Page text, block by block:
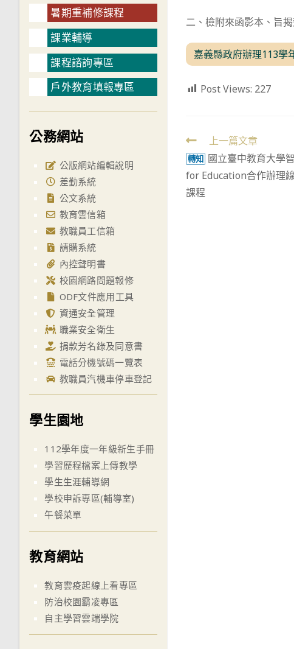
二、檢附來函影本、旨
嘉義縣政府辦理113學
Post Views: 227
Read
more
articles
上一篇文章
轉知 國立臺中教育大學
for Education合作辦理
課程
暑期重補修課程
課業輔導
課程諮詢專區
戶外教育填報專區
公務網站
公版網站編輯說明
差勤系統
公文系統
教育雲信箱
教職員工信箱
請購系統
內控聲明書
校園網路問題報修
ODF文件應用工具
資通安全管理
職業安全衛生
捐款芳名錄及同意書
電話分機號碼一覽表
教職員汽機車停車登記
學生園地
112學年度一年級新生手冊
學習歷程檔案上傳教學
學生生涯輔導網
學校申訴專區(輔導室)
午餐菜單
教育網站
教育雲疫起線上看專區
防治校園霸凌專區
自主學習雲端學院